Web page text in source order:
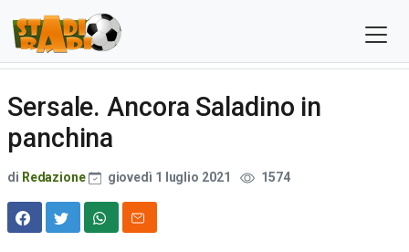
Sersale. Ancora Saladino in
panchina
di Redazione giovedì 1 luglio 2021 1574